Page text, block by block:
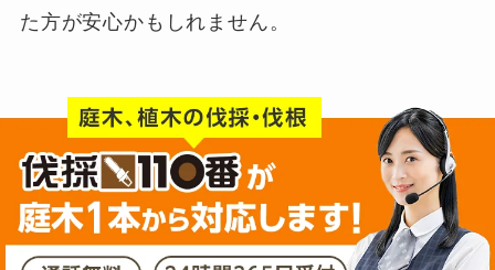
た方が安心かもしれません。